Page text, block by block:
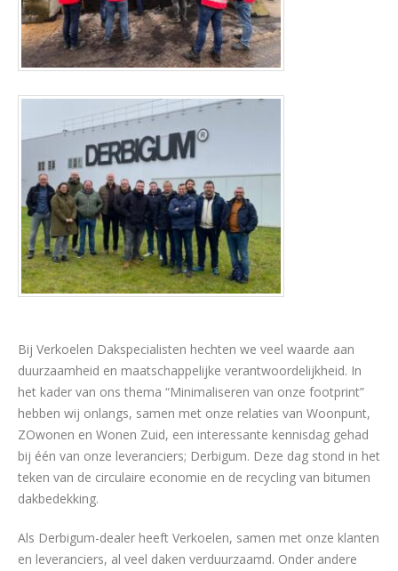
Bij Verkoelen Dakspecialisten hechten we veel waarde aan
duurzaamheid en maatschappelijke verantwoordelijkheid. In
het kader van ons thema “Minimaliseren van onze footprint”
hebben wij onlangs, samen met onze relaties van Woonpunt,
ZOwonen en Wonen Zuid, een interessante kennisdag gehad
bij één van onze leveranciers; Derbigum. Deze dag stond in het
teken van de circulaire economie en de recycling van bitumen
dakbedekking.
Als Derbigum-dealer heeft Verkoelen, samen met onze klanten
en leveranciers, al veel daken verduurzaamd. Onder andere